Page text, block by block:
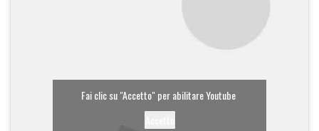
Fai clic su "Accetto" per abilitare Youtube